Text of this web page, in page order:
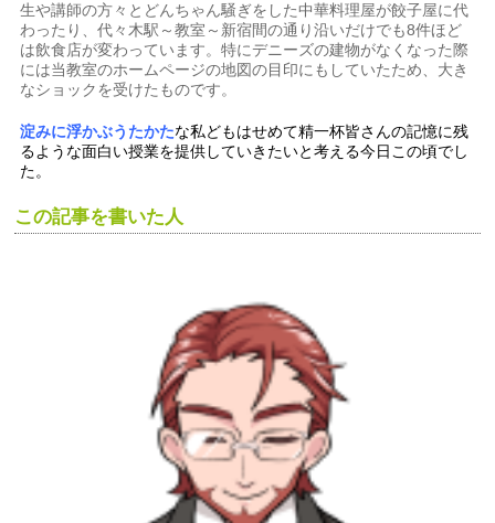
生や講師の方々とどんちゃん騒ぎをした中華料理屋が餃子屋に代
わったり、代々木駅～教室～新宿間の通り沿いだけでも8件ほど
は飲食店が変わっています。特にデニーズの建物がなくなった際
には当教室のホームページの地図の目印にもしていたため、大き
なショックを受けたものです。
淀みに浮かぶうたかたな私どもはせめて精一杯皆さんの記憶に残
るような面白い授業を提供していきたいと考える今日この頃でし
た。
この記事を書いた人